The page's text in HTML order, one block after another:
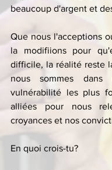
beaucoup d'argent et
Que nous l'acceptions
la modifiions pour
difficile, la réalité reste
nous sommes
vulnérabilité les plus
alliées pour nous
croyances et nos
En quoi crois-tu?